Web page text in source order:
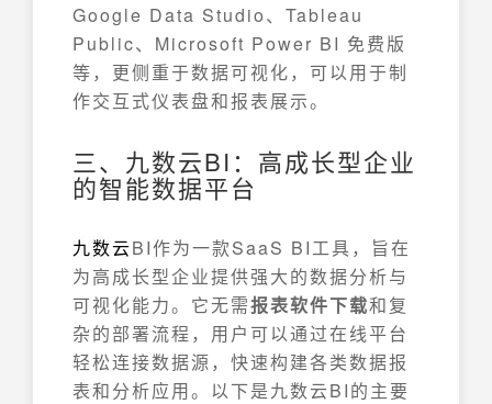
Google Data Studio、Tableau
Public、Microsoft Power BI 免费版
等，更侧重于数据可视化，可以用于制
作交互式仪表盘和报表展示。
三、九数云BI：高成长型企业
的智能数据平台
九数云BI作为一款SaaS BI工具，旨在
为高成长型企业提供强大的数据分析与
可视化能力。它无需报表软件下载和复
杂的部署流程，用户可以通过在线平台
轻松连接数据源，快速构建各类数据报
表和分析应用。以下是九数云BI的主要